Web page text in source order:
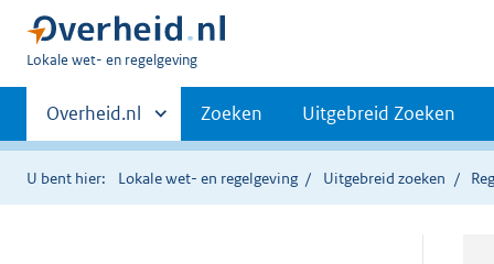
U
hier:
Lokale wet- en regelgeving
Primaire
navigatie
Andere
sites
binnen
Overheid.nl Zoeken Uitgebreid Zoeken
U bent hier: Lokale wet- en regelgeving Uitgebreid zoeken